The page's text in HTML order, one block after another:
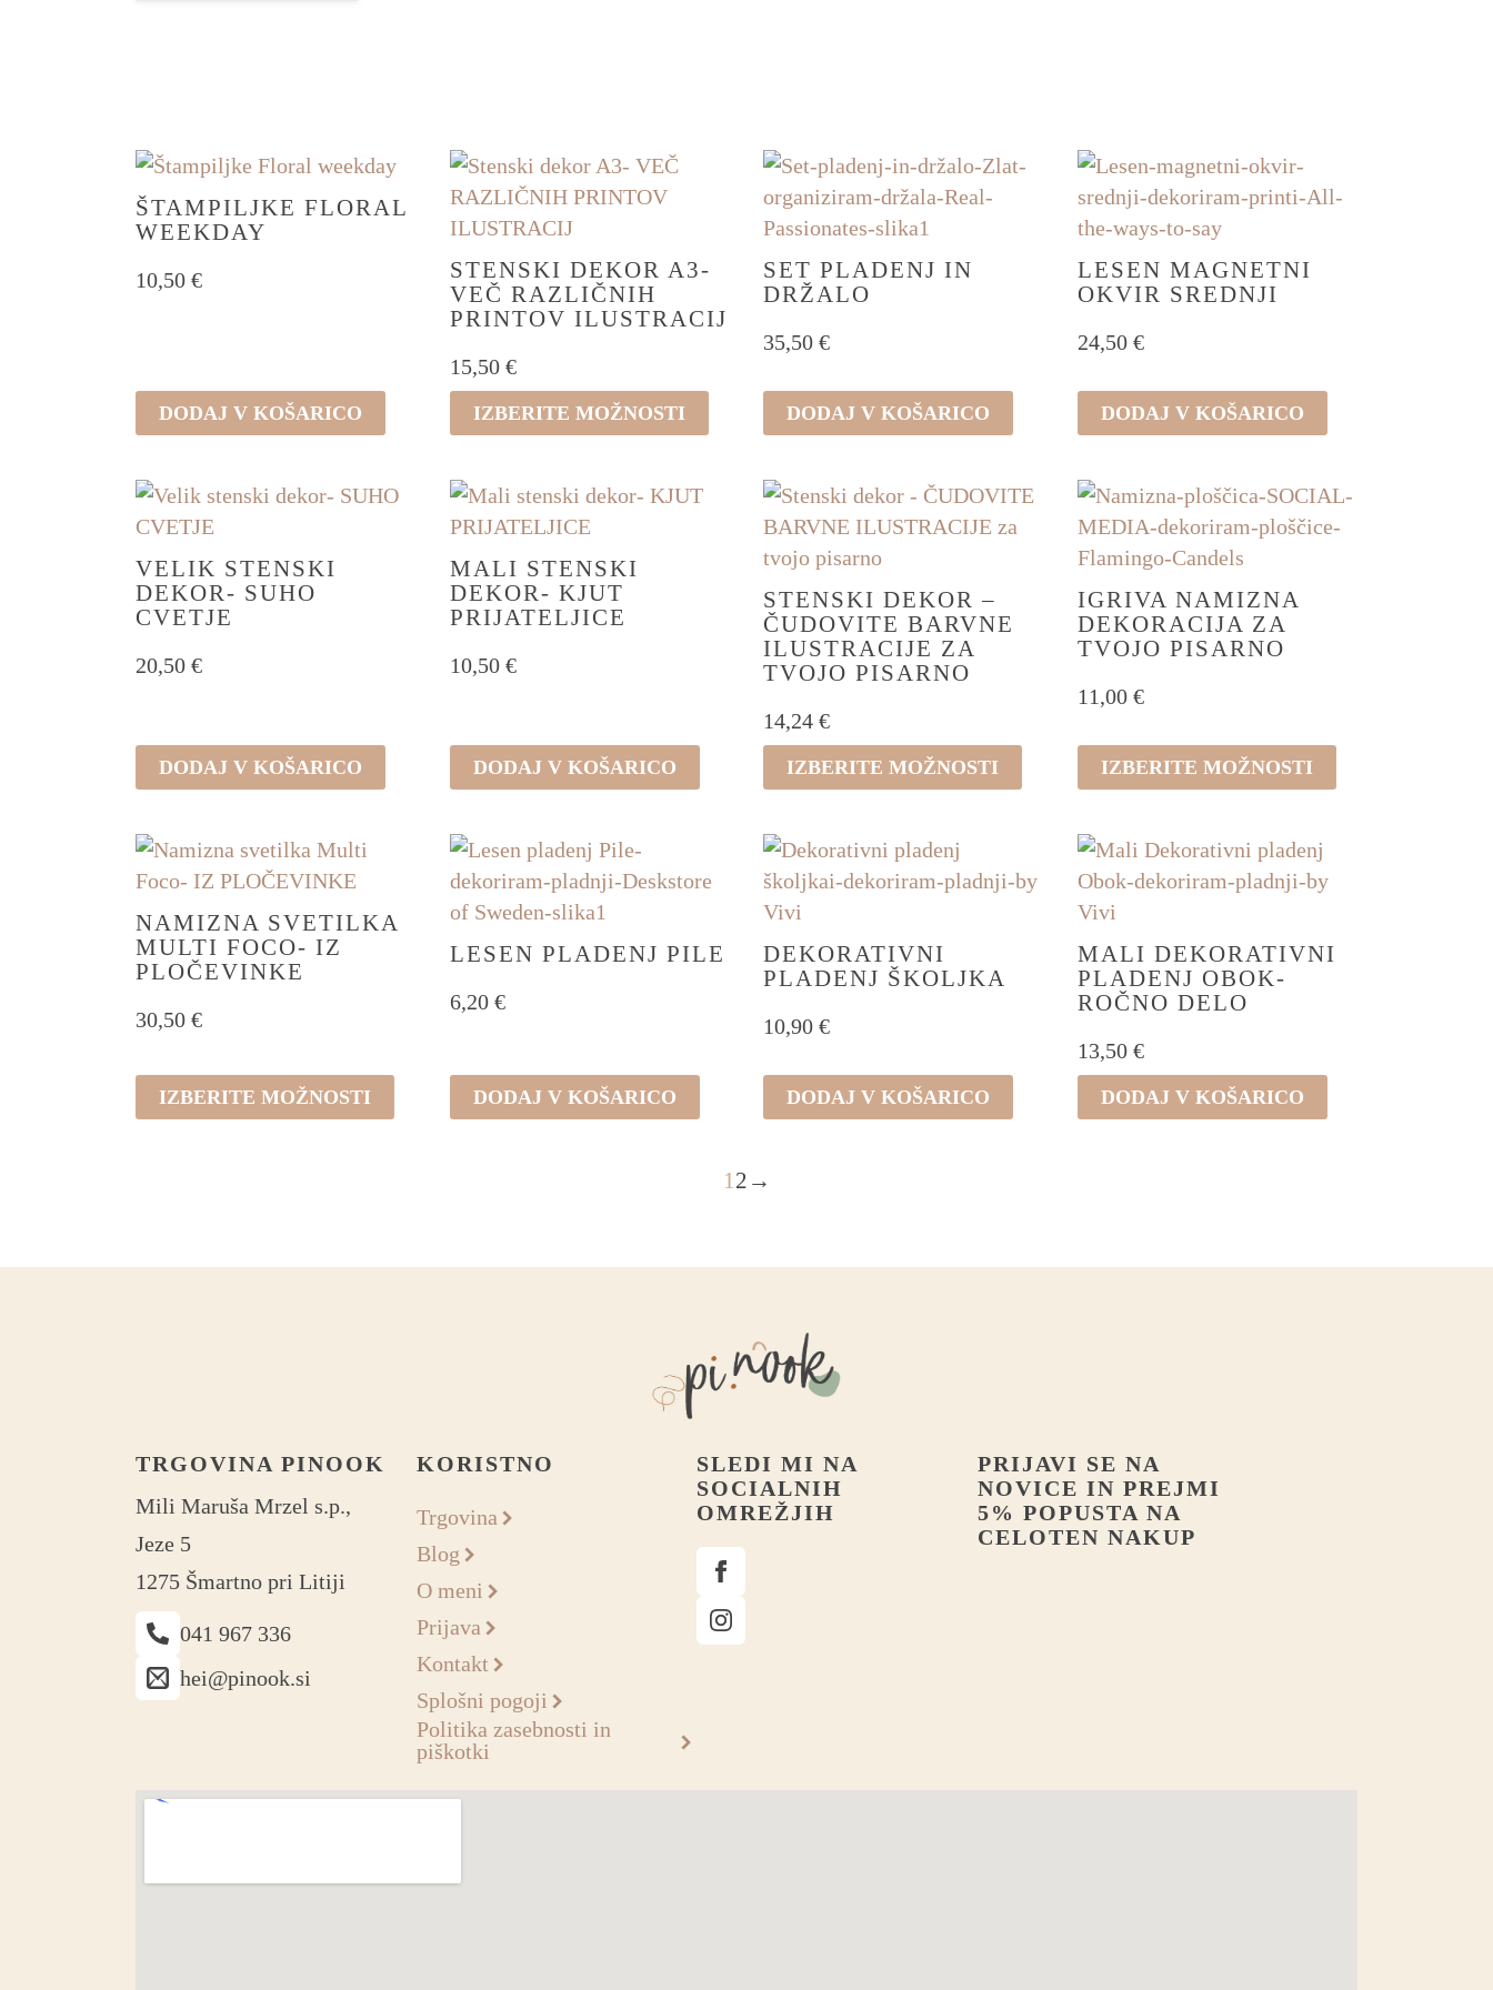
ŠTAMPILJKE FLORAL
WEEKDAY
10,50 €
DODAJ V KOŠARICO
STENSKI DEKOR A3-
VEČ RAZLIČNIH
PRINTOV ILUSTRACIJ
15,50 €
IZBERITE MOŽNOSTI
izdelek
več
različic.
Možnosti
lahko
izberete
na
SET PLADENJ IN
DRŽALO
35,50 €
DODAJ V KOŠARICO
LESEN MAGNETNI
OKVIR SREDNJI
24,50 €
DODAJ V KOŠARICO
VELIK STENSKI
DEKOR- SUHO
CVETJE
20,50 €
DODAJ V KOŠARICO
MALI STENSKI
DEKOR- KJUT
PRIJATELJICE
10,50 €
DODAJ V KOŠARICO
STENSKI DEKOR –
ČUDOVITE BARVNE
ILUSTRACIJE ZA
TVOJO PISARNO
14,24 €
IZBERITE MOŽNOSTI
izdelek
več
različic.
Možnosti
lahko
izberete
strani
izdelka
IGRIVA NAMIZNA
DEKORACIJA ZA
TVOJO PISARNO
11,00 €
IZBERITE MOŽNOSTI
izdelek
več
različic.
Možnosti
lahko
izberete
na
strani
izdelka
NAMIZNA SVETILKA
MULTI FOCO- IZ
PLOČEVINKE
30,50 €
IZBERITE MOŽNOSTI
izdelek
LESEN PLADENJ PILE
6,20 €
DODAJ V KOŠARICO
DEKORATIVNI
PLADENJ ŠKOLJKA
10,90 €
DODAJ V KOŠARICO
MALI DEKORATIVNI
PLADENJ OBOK-
ROČNO DELO
13,50 €
DODAJ V KOŠARICO
1 2 →
TRGOVINA PINOOK
Mili Maruša Mrzel s.p.,
Jeze 5
1275 Šmartno pri Litiji
041 967 336
hei@pinook.si
KORISTNO
Trgovina
Blog
O meni
Prijava
Kontakt
Splošni pogoji
Politika zasebnosti in
piškotki
SLEDI MI NA
SOCIALNIH
OMREŽJIH
PRIJAVI SE NA
NOVICE IN PREJMI
5% POPUSTA NA
CELOTEN NAKUP